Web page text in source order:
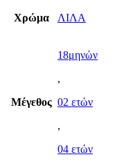
Χρώμα ΛΙΛΑ
Μέγεθος
18μηνών
,
02 ετών
,
04 ετών